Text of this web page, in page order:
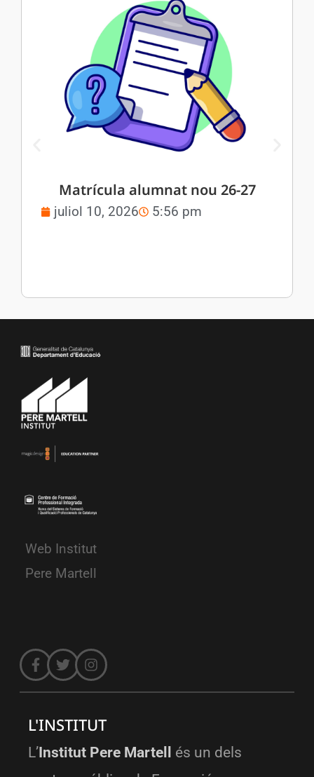
Matrícula alumnat nou 26-27
juliol 10, 2026 5:56 pm
Web Institut
Pere Martell
L'INSTITUT
L’Institut Pere Martell
és un dels